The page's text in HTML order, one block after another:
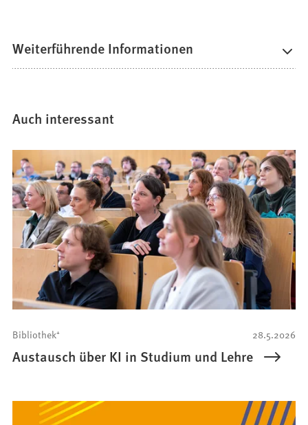
Weiterführende Informationen
Auch interessant
28.5.2026
Bibliothek⁺
Austausch über KI in Studium und Lehre